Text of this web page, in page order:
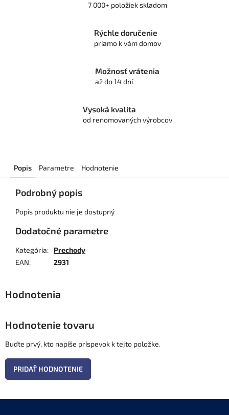
7 000+ položiek skladom
Rýchle doručenie
priamo k vám domov
Možnosť vrátenia
až do 14 dní
Vysoká kvalita
od renomovaných výrobcov
Popis Parametre Hodnotenie
Podrobný popis
Popis produktu nie je dostupný
Dodatočné parametre
Kategória:
Prechody
EAN: 2931
Hodnotenie tovaru
Buďte prvý, kto napíše príspevok k tejto položke.
PRIDAŤ HODNOTENIE